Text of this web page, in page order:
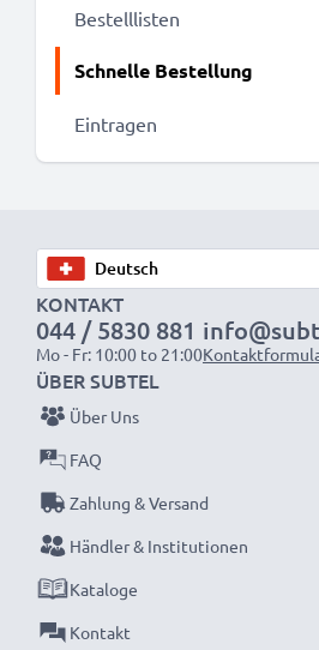
Bestelllisten
Schnelle Bestellung
Eintragen
KONTAKT
044 / 5830 881
Mo - Fr: 10:00 to 21:00
ÜBER SUBTEL
Über Uns
FAQ
Zahlung & Versand
Händler & Institutionen
Kataloge
Kontakt